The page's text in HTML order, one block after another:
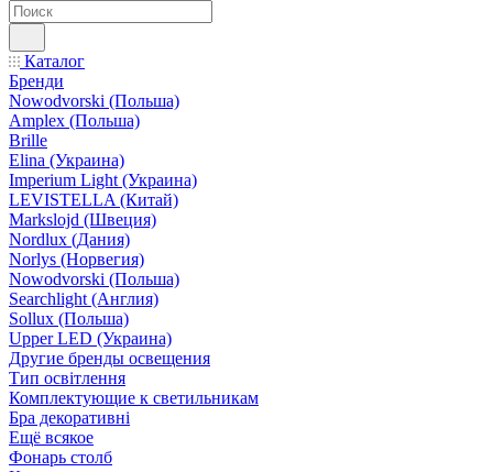
Каталог
Бренди
Nowodvorski (Польша)
Amplex (Польша)
Brille
Elina (Украина)
Imperium Light (Украина)
LEVISTELLA (Китай)
Markslojd (Швеция)
Nordlux (Дания)
Norlys (Норвегия)
Nowodvorski (Польша)
Searchlight (Англия)
Sollux (Польша)
Upper LED (Украина)
Другие бренды освещения
Тип освітлення
Комплектующие к светильникам
Бра декоративні
Ещё всякое
Фонарь столб